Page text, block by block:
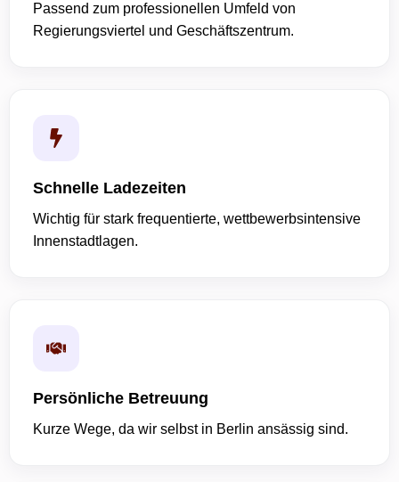
Passend zum professionellen Umfeld von
Regierungsviertel und Geschäftszentrum.
Schnelle Ladezeiten
Wichtig für stark frequentierte, wettbewerbsintensive
Innenstadtlagen.
Persönliche Betreuung
Kurze Wege, da wir selbst in Berlin ansässig sind.